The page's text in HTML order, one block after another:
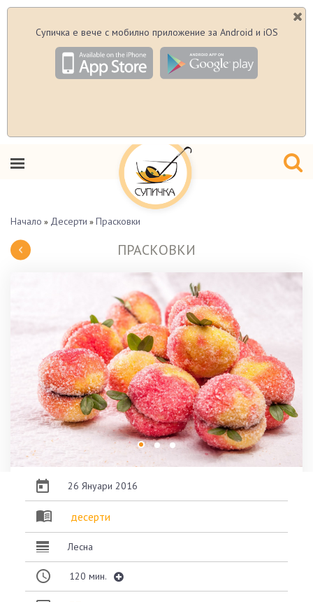
Супичка е вече с мобилно приложение за Android и iOS
Начало » Десерти » Прасковки
ПРАСКОВКИ
26 Януари 2016
десерти
Лесна
120 мин.